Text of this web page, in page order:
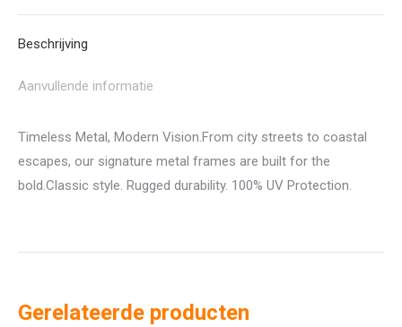
Beschrijving
Aanvullende informatie
Timeless Metal, Modern Vision.From city streets to coastal
escapes, our signature metal frames are built for the
bold.Classic style. Rugged durability. 100% UV Protection.
Gerelateerde producten